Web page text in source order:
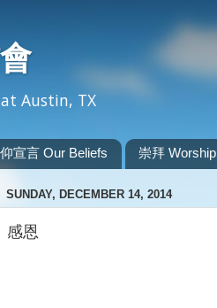
Austin, TX
宣言 Our Beliefs 崇拜 Worship
SUNDAY, DECEMBER 14, 2014
感恩